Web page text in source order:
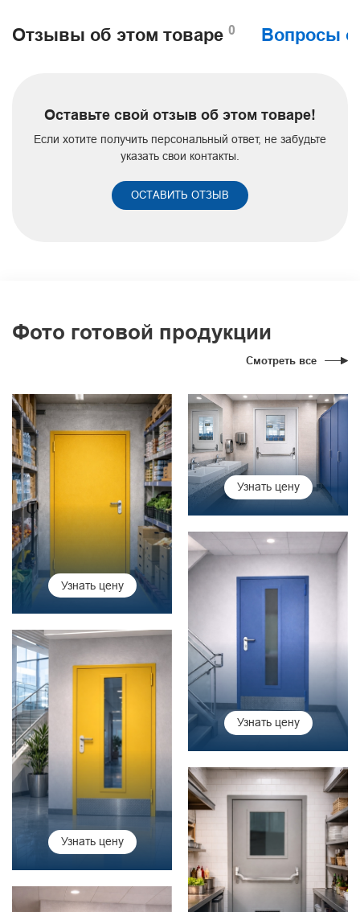
Отзывы об этом товаре 0 Вопросы
Оставьте свой отзыв об этом товаре!
Если хотите получить персональный ответ, не забудьте
указать свои контакты.
ОСТАВИТЬ ОТЗЫВ
Фото готовой продукции
Смотреть все
Узнать цену
Узнать цену
Узнать цену
Узнать цену